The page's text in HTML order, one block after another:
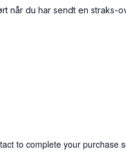
når du har sendt en straks-
to complete your purchase